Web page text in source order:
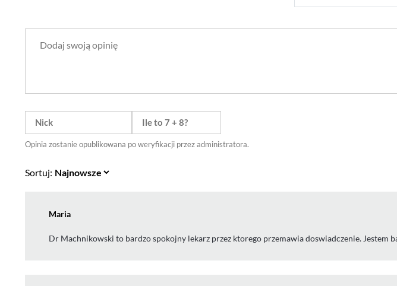
Opinia zostanie opublikowana po weryfikacji przez administratora.
Sortuj:
Maria
Dr Machnikowski to bardzo spokojny lekarz przez ktorego przemawia doswiadczenie. Jestem